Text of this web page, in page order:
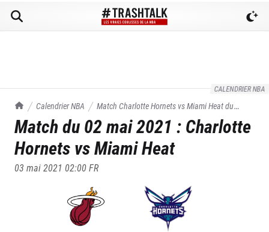
CALENDRIER NBA
TrashTalk Actu NBA
Calendrier NBA Match Charlotte Hornets vsMiami Heatdu
02/05/2021
Match du 02 mai 2021 : Charlotte
Hornets vsMiami Heat
03 mai 2021 02:00FR